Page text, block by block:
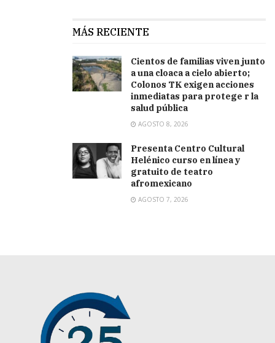
MÁS RECIENTE
Cientos de familias viven junto
a una cloaca a cielo abierto;
Colonos TK exigen acciones
inmediatas para protege r la
salud pública
AGOSTO 8, 2026
Presenta Centro Cultural
Helénico curso en línea y
gratuito de teatro
afromexicano
AGOSTO 7, 2026